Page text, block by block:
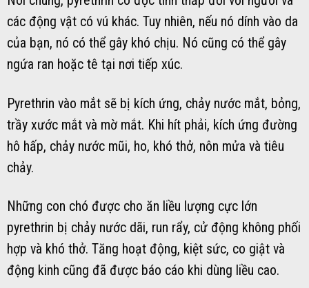
các động vật có vú khác. Tuy nhiên, nếu nó dính vào da
của bạn, nó có thể gây khó chịu. Nó cũng có thể gây
ngứa ran hoặc tê tại nơi tiếp xúc.
Pyrethrin vào mắt sẽ bị kích ứng, chảy nước mắt, bỏng,
trầy xước mắt và mờ mắt. Khi hít phải, kích ứng đường
hô hấp, chảy nước mũi, ho, khó thở, nôn mửa và tiêu
chảy.
Những con chó được cho ăn liều lượng cực lớn
pyrethrin bị chảy nước dãi, run rẩy, cử động không phối
hợp và khó thở. Tăng hoạt động, kiệt sức, co giật và
động kinh cũng đã được báo cáo khi dùng liều cao.